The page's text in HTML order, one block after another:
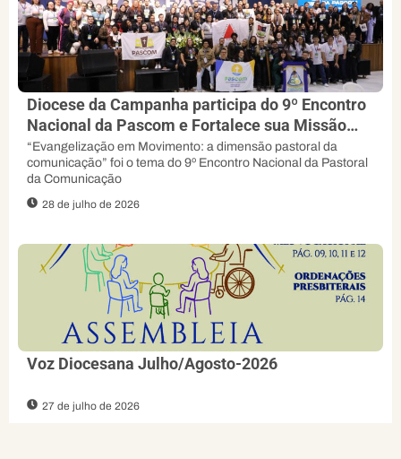
Diocese da Campanha participa do 9º Encontro
Nacional da Pascom e Fortalece sua Missão
Evangelizadora
“Evangelização em Movimento: a dimensão pastoral da
comunicação” foi o tema do 9º Encontro Nacional da Pastoral
da Comunicação
28 de julho de 2026
Voz Diocesana Julho/Agosto-2026
27 de julho de 2026